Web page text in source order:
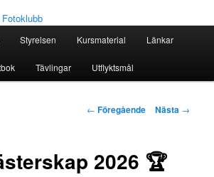
Styrelsen Kursmaterial Länkar
Tävlingar Utflyktsmål
Inläggsnavigering
← Föregående Nästa →
2026 🏆